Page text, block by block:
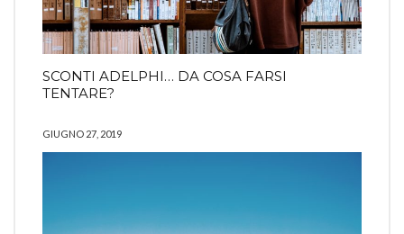
SCONTI ADELPHI… DA COSA FARSI
TENTARE?
GIUGNO 27, 2019